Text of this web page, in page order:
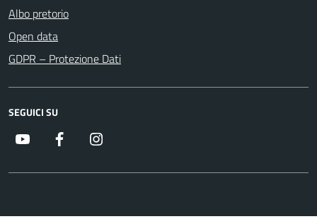
Albo pretorio
Open data
GDPR – Protezione Dati
SEGUICI SU
Youtube Facebook